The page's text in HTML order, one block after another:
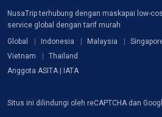
NusaTrip terhubung dengan maskapai low-
service global dengan tarif murah
Global
Indonesia Malaysia
Vietnam
Thailand
Anggota ASITA | IATA
Situs ini dilindungi oleh reCAPTCHA dan